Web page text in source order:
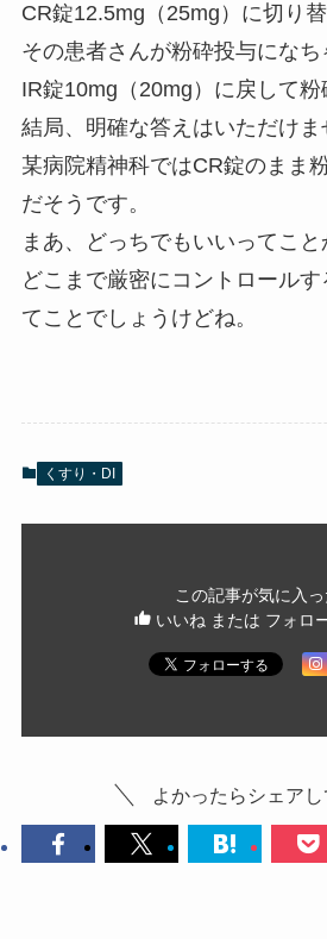
CR錠12.5mg（25mg）に切り替
その患者さんが粉砕投与にな
IR錠10mg（20mg）に戻して粉
結局、明確な答えはいただけま
某病院精神科ではCR錠のまま
だそうです。
まあ、どっちでもいいってこと
どこまで厳密にコントロール
てことでしょうけどね。
くすり・DI
この記事が気に入っ
いいね または フォロ
よかったらシェアし